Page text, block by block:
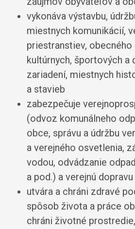
vykonáva výstavbu,
miestnych komunikácií,
priestranstiev, obecného
kultúrnych, športových a
zariadení, miestnych
a stavieb
zabezpečuje
(odvoz komunálneho
obce, správu a údržbu
a verejného osvetlenia,
vodou, odvádzanie
a pod.) a verejnú dopravu
utvára a chráni zdravé
spôsob života a práce
chráni životné